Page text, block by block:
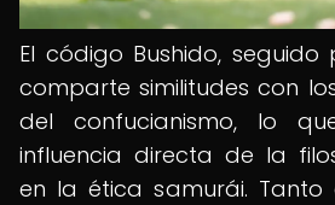
El código Bushido, seguido
comparte similitudes con
del confucianismo, lo
influencia directa de la
en la ética samurái. Tanto